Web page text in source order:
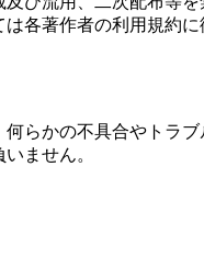
各著作者の利用規約
らかの不具合やトラブ
ません。